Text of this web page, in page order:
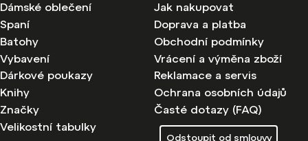
Dámské oblečení
Spaní
Batohy
Vybavení
Dárkové poukazy
Knihy
Značky
Velikostní tabulky
Jak nakupovat
Doprava a platba
Obchodní podmínky
Vrácení a výměna zboží
Reklamace a servis
Ochrana osobních údajů
Časté dotazy (FAQ)
Odstoupit od smlouvy